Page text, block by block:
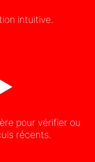
intuitive.
pour vérifier ou
récents.